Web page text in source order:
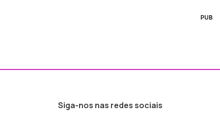
PUB
Siga-nos nas redes sociais